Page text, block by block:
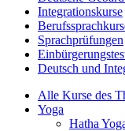
Integrationskurse
Sprachprüfungen
Deutsch und
Alle Kurse des
Yoga
Hatha